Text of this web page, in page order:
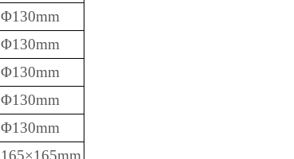
Φ130mm
Φ130mm
Φ130mm
Φ130mm
Φ130mm
165×165mm